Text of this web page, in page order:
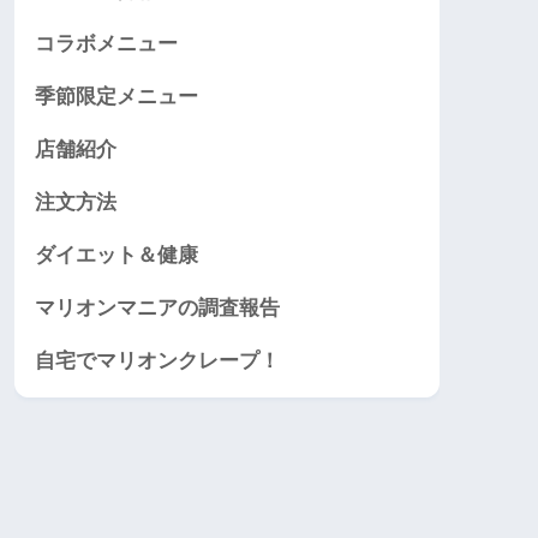
コラボメニュー
季節限定メニュー
店舗紹介
注文方法
ダイエット＆健康
マリオンマニアの調査報告
自宅でマリオンクレープ！